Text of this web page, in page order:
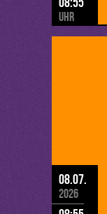
Uhr
08.07.
2026